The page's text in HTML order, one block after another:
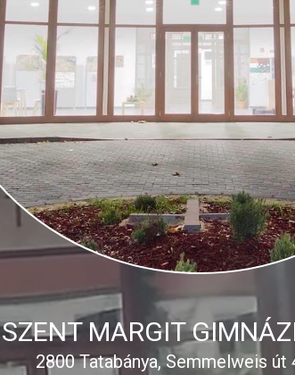
SZENT MARGIT
2800 Tatabánya, Semmelweis út